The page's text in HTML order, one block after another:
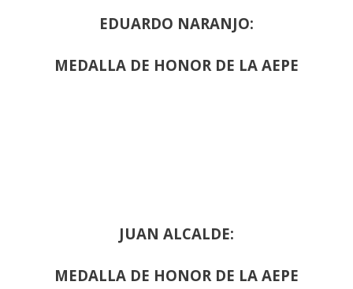
EDUARDO NARANJO:
MEDALLA DE HONOR DE LA AEPE
JUAN ALCALDE:
MEDALLA DE HONOR DE LA AEPE